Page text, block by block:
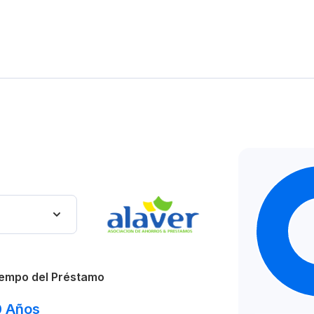
del Préstamo
Años